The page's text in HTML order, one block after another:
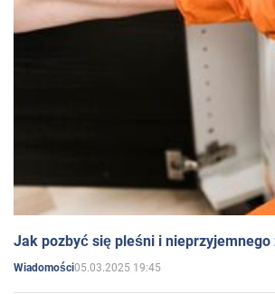
Jak pozbyć się pleśni i
Wiadomości05.03.2025 19:45